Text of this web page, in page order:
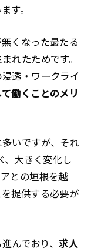
す。
くなった最たる
れたためです。
透・ワークライ
働くことのメリ
いですが、それ
、大きく変化し
との垣根を越
提供する必要が
んでおり、求人